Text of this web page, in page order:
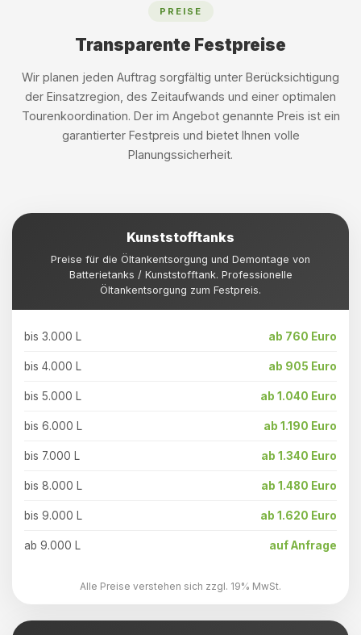
PREISE
Transparente Festpreise
Wir planen jeden Auftrag sorgfältig unter Berücksichtigung
der Einsatzregion, des Zeitaufwands und einer optimalen
Tourenkoordination. Der im Angebot genannte Preis ist ein
garantierter Festpreis und bietet Ihnen volle
Planungssicherheit.
Kunststofftanks
Preise für die Öltankentsorgung und Demontage von
Batterietanks / Kunststofftank. Professionelle
Öltankentsorgung zum Festpreis.
bis 3.000 L ab 760 Euro
bis 4.000 L ab 905 Euro
bis 5.000 L ab 1.040 Euro
bis 6.000 L ab 1.190 Euro
bis 7.000 L ab 1.340 Euro
bis 8.000 L ab 1.480 Euro
bis 9.000 L ab 1.620 Euro
ab 9.000 L auf Anfrage
Alle Preise verstehen sich zzgl. 19% MwSt.